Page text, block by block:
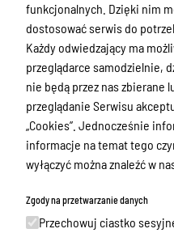
ZAŁATWIANIE SPRAW
Ogłoszenia
Bezpieczeństwo
Urodzenia, małżeństwa, zgony,
meldunek, dowód,
działalność, alkohol
Budżet, finanse i majątek
Podatki i opłaty, umorzenia, ulgi
dotacje
funkcjonalnych. Dzięki nim
dostosować serwis do
Każdy odwiedzający ma
przeglądarce samodzielnie,
nie będą przez nas zbierane
przeglądanie Serwisu
„Cookies”. Jednocześnie
informacje na temat tego
wyłączyć można znaleźć w
Zgody na przetwarzanie danych
Przechowuj ciastko